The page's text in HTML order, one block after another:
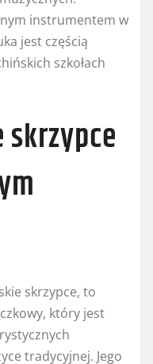
instrumentem w
jest częścią
szkołach
skrzypce, to
który jest
tradycyjnej. Jego